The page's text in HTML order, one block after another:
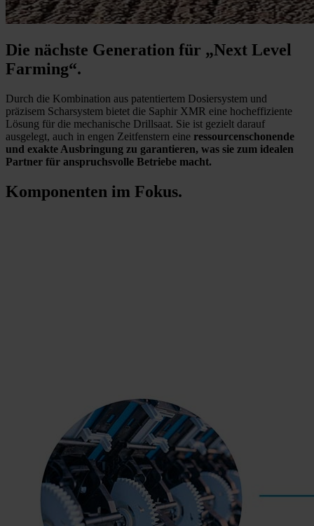
Die nächste Generation für „Next Level
Farming“.
Durch die Kombination aus patentiertem Dosiersystem und
präzisem Scharsystem bietet die Saphir XMR eine hocheffiziente
Lösung für die mechanische Drillsaat. Sie ist gezielt darauf
ausgelegt, auch in engen Zeitfenstern eine ressourcenschonende
und exakte Ausbringung zu garantieren, was sie zum idealen
Partner für anspruchsvolle Betriebe macht.
Komponenten im Fokus.